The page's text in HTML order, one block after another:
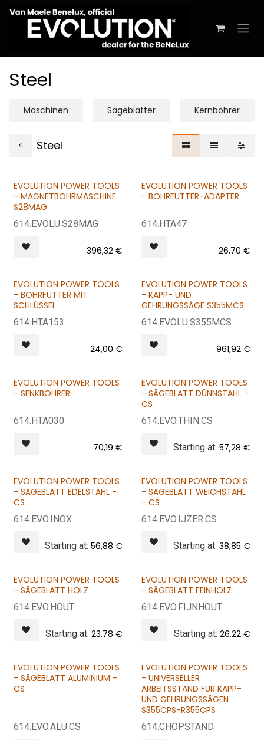
Steel
Maschinen Sägeblätter Kernbohrer
Steel
EVOLUTION POWER TOOLS
- MAGNETBOHRMASCHINE
S28MAG
614.EVOLU.S28MAG
396,32€
EVOLUTION POWER TOOLS
- BOHRFUTTER-ADAPTER
614.HTA47
26,70 €
EVOLUTION POWER TOOLS
- BOHRFUTTER MIT
SCHLÜSSEL
614.HTA153
24,00 €
EVOLUTION POWER TOOLS
- KAPP- UND
GEHRUNGSSÄGE S355MCS
614.EVOLU.S355MCS
961,92€
EVOLUTION POWER TOOLS
- SENKBOHRER
614.HTA030
70,19 €
EVOLUTION POWER TOOLS
- SÄGEBLATT DÜNNSTAHL -
CS
614.EVO.THIN.CS
Starting at: 57,28 €
EVOLUTION POWER TOOLS
- SÄGEBLATT EDELSTAHL -
CS
614.EVO.INOX
Starting at: 56,88 €
EVOLUTION POWER TOOLS
- SÄGEBLATT WEICHSTAHL
- CS
614.EVO.IJZER.CS
Starting at: 38,85 €
EVOLUTION POWER TOOLS
- SÄGEBLATT HOLZ
614.EVO.HOUT
Starting at: 23,78 €
EVOLUTION POWER TOOLS
- SÄGEBLATT FEINHOLZ
614.EVO.FIJNHOUT
Starting at: 26,22€
EVOLUTION POWER TOOLS
- SÄGEBLATT ALUMINIUM -
CS
614.EVO.ALU.CS
EVOLUTION POWER TOOLS
- UNIVERSELLER
ARBEITSSTAND FÜR KAPP-
UND GEHRUNGSSÄGEN
S355CPS-R355CPS
614.CHOPSTAND